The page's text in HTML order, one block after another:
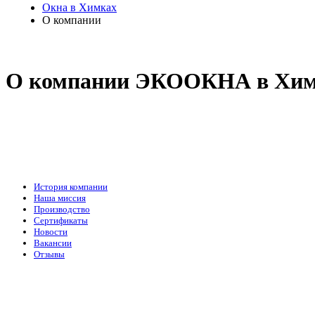
Окна в Химках
О компании
О компании ЭКООКНА в
История компании
Наша миссия
Производство
Сертификаты
Новости
Вакансии
Отзывы